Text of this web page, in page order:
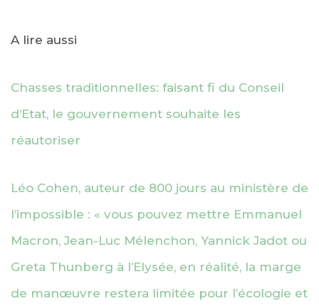
A lire aussi
Chasses traditionnelles: faisant fi du Conseil
d’Etat, le gouvernement souhaite les
réautoriser
Léo Cohen, auteur de 800 jours au ministère de
l’impossible : « vous pouvez mettre Emmanuel
Macron, Jean-Luc Mélenchon, Yannick Jadot ou
Greta Thunberg à l’Elysée, en réalité, la marge
de manœuvre restera limitée pour l’écologie et